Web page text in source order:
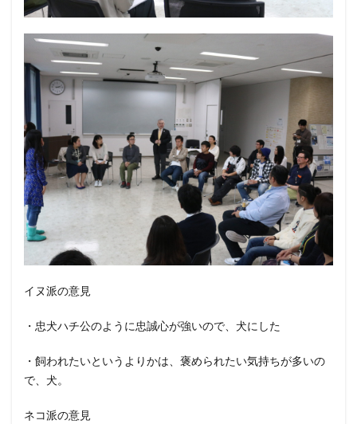
イヌ派の意見
・忠犬ハチ公のように忠誠心が強いので、犬にした
・飼われたいというよりかは、褒められたい気持ちが多いの
で、犬。
ネコ派の意見